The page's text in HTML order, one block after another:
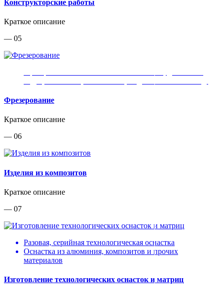
Конструкторские работы
Краткое описание
— 05
Фрезерование
Краткое описание
— 06
Изделия из композитов
Краткое описание
— 07
Разовая, серийная технологическая оснастка
Оснастка из алюминия, композитов и прочих
материалов
Изготовление технологических оснасток и матриц